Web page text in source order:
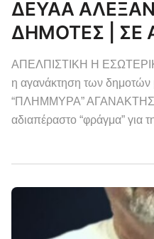
ΔΕΥΑΑ
ΔΗΜΟΤΕΣ | ΣΕ
ΑΠΕΛΠΙΣΤΙΚΗ Η
η αγανάκτηση των
“ΠΛΗΜΜΥΡΑ” ΑΓΑΝΑΚΤΗΣΗΣ
αδιαπέραστο “φράγμα” για